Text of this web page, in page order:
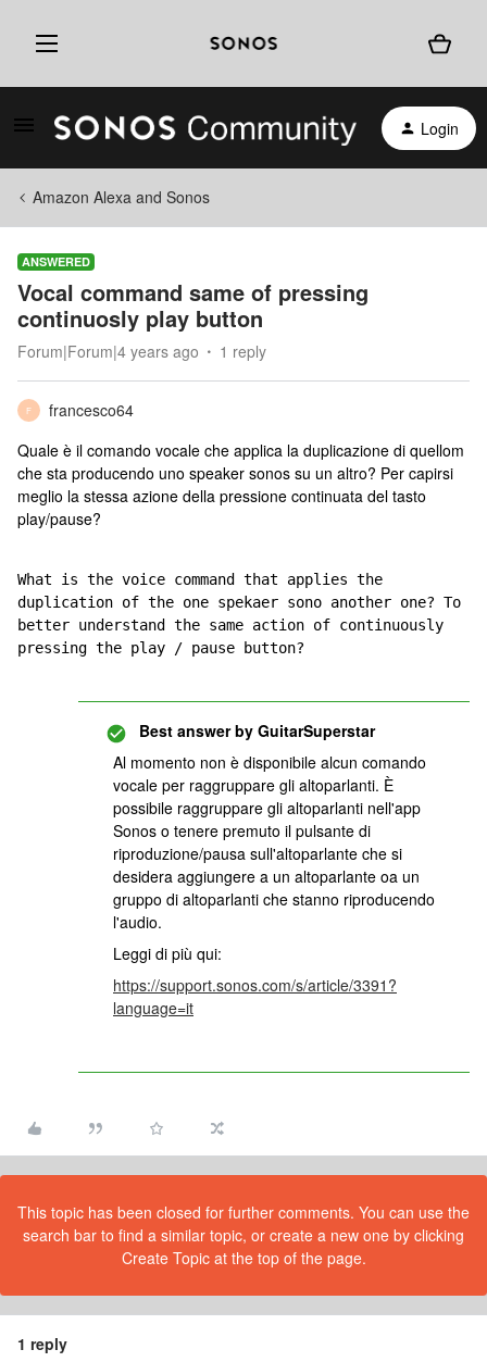
Login
Amazon Alexa and Sonos
ANSWERED
Vocal command same of pressing
continuosly play button
Forum|Forum|4 years ago 1 reply
F
francesco64
Quale è il comando vocale che applica la duplicazione di quellom
che sta producendo uno speaker sonos su un altro? Per capirsi
meglio la stessa azione della pressione continuata del tasto
play/pause?
What is the voice command that applies the
duplication of the one spekaer sono another one? To
better understand the same action of continuously
pressing the play / pause button?
Best answer by GuitarSuperstar
Al momento non è disponibile alcun comando
vocale per raggruppare gli altoparlanti. È
possibile raggruppare gli altoparlanti nell'app
Sonos o tenere premuto il pulsante di
riproduzione/pausa sull'altoparlante che si
desidera aggiungere a un altoparlante oa un
gruppo di altoparlanti che stanno riproducendo
l'audio.
Leggi di più qui:
https://support.sonos.com/s/article/3391?
language=it
This topic has been closed for further comments. You can use the
search bar to find a similar topic, or create a new one by clicking
Create Topic at the top of the page.
1 reply